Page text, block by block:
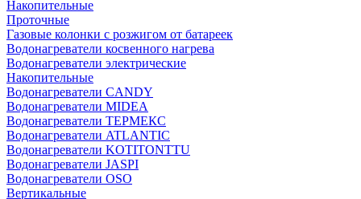
Накопительные
Проточные
Газовые колонки с розжигом от батареек
Водонагреватели косвенного нагрева
Водонагреватели электрические
Накопительные
Водонагреватели CANDY
Водонагреватели MIDEA
Водонагреватели ТЕРМЕКС
Водонагреватели ATLANTIC
Водонагреватели KOTITONTTU
Водонагреватели JASPI
Водонагреватели OSO
Вертикальные